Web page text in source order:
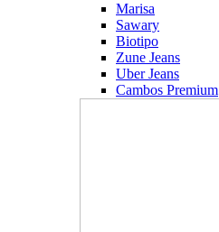
Marisa
Sawary
Biotipo
Zune Jeans
Uber Jeans
Cambos Premium